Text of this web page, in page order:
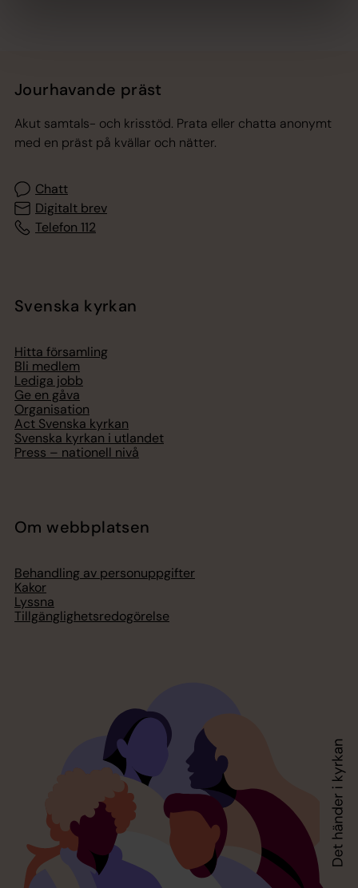
Jourhavande präst
Akut samtals- och krisstöd. Prata eller chatta anonymt
med en präst på kvällar och nätter.
Chatt
Digitalt brev
Telefon 112
Svenska kyrkan
Hitta församling
Bli medlem
Lediga jobb
Ge en gåva
Organisation
Act Svenska kyrkan
Svenska kyrkan i utlandet
Press – nationell nivå
Om webbplatsen
Behandling av personuppgifter
Kakor
Lyssna
Tillgänglighetsredogörelse